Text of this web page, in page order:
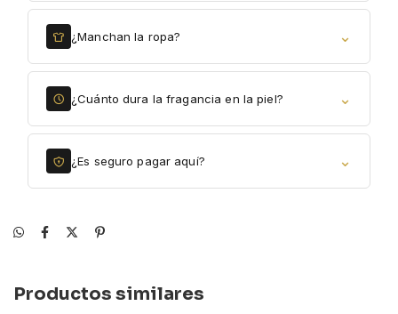
¿Manchan la ropa? ⌄
¿Cuánto dura la fragancia en la piel? ⌄
¿Es seguro pagar aquí? ⌄
Productos similares